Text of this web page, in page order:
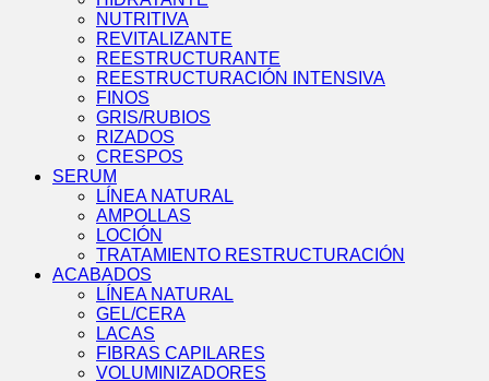
NUTRITIVA
REVITALIZANTE
REESTRUCTURANTE
REESTRUCTURACIÓN INTENSIVA
FINOS
GRIS/RUBIOS
RIZADOS
CRESPOS
SERUM
LÍNEA NATURAL
AMPOLLAS
LOCIÓN
TRATAMIENTO RESTRUCTURACIÓN
ACABADOS
LÍNEA NATURAL
GEL/CERA
LACAS
FIBRAS CAPILARES
VOLUMINIZADORES